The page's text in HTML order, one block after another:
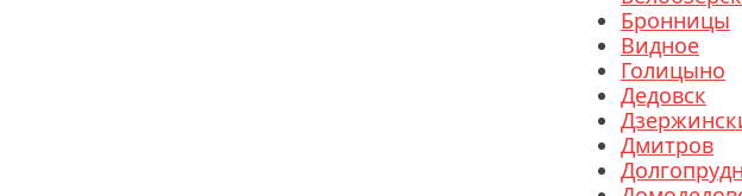
Бронницы
Видное
Голицыно
Дедовск
Дмитров